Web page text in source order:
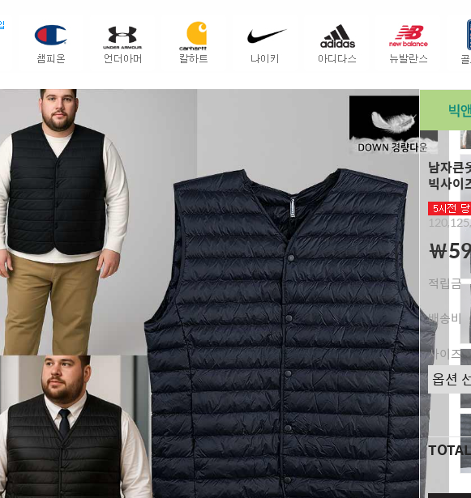
남자큰
빅사
￦
적립금
배송비
사이즈
TOTAL